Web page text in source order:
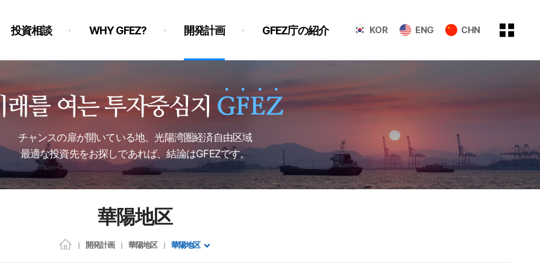
KOR ENG CHN
投資相談 WHY GFEZ? 開発計画 GFEZ庁の紹介
チャンスの扉が開いている地、光陽湾圏経済自由区域
最適な投資先をお探しであれば、結論はGFEZです。
華陽地区
開発計画 華陽地区 華陽地区